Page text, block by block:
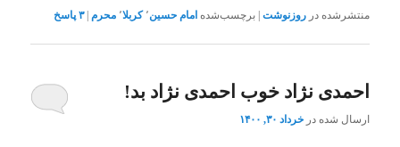
منتشرشده در روزنوشت |برچسب‌شده امام حسین٬ کربلا٬ محرم |۳پاسخ
احمدی نژاد خوب احمدی نژاد بد!
ارسال شده درخرداد ۳۰, ۱۴۰۰